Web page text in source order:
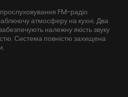
FM-радіо
атмосферу на кухні. Два
належну якість звуку
Система повністю захищена